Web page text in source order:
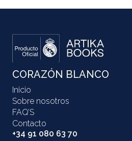
CORAZÓN BLANCO
Inicio
Sobre nosotros
FAQ’S
Contacto
+34 91 080 63 70